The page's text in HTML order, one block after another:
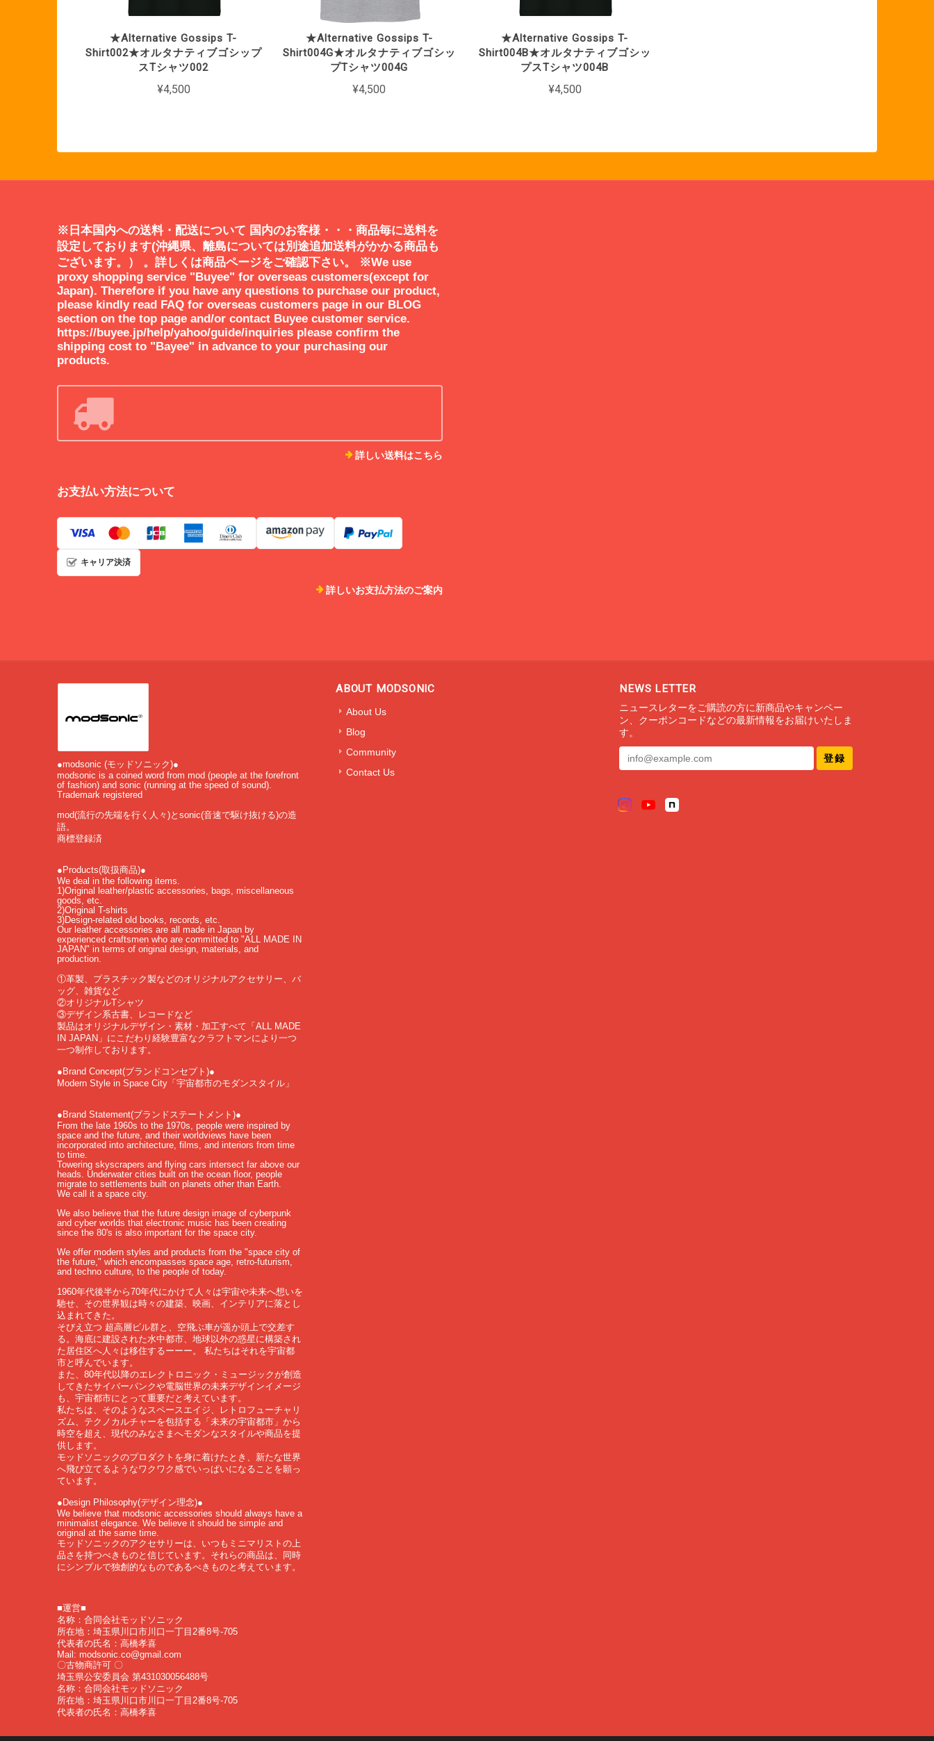
★Alternative Gossips T-
Shirt002★オルタナティブゴシップ
スTシャツ002
¥4,500
★Alternative Gossips T-
Shirt004G★オルタナティブゴシッ
プTシャツ004G
¥4,500
★Alternative Gossips T-
Shirt004B★オルタナティブゴシッ
プスTシャツ004B
¥4,500
※日本国内への送料・配送について 国内のお客様・・・商品毎に送料を
設定しております(沖縄県、離島については別途追加送料がかかる商品も
ございます。） 。詳しくは商品ページをご確認下さい。 ※We use
proxy shopping service "Buyee" for overseas customers(except for
Japan). Therefore if you have any questions to purchase our product,
please kindly read FAQ for overseas customers page in our BLOG
section on the top page and/or contact Buyee customer service.
https://buyee.jp/help/yahoo/guide/inquiries please confirm the
shipping cost to "Bayee" in advance to your purchasing our
products.
詳しい送料はこちら
お支払い方法について
キャリア決済
詳しいお支払方法のご案内
●modsonic (モッドソニック)●
modsonic is a coined word from mod (people at the forefront
of fashion) and sonic (running at the speed of sound).
Trademark registered
mod(流行の先端を行く人々)とsonic(音速で駆け抜ける)の造
語。
商標登録済
●Products(取扱商品)●
We deal in the following items.
1)Original leather/plastic accessories, bags, miscellaneous
goods, etc.
2)Original T-shirts
3)Design-related old books, records, etc.
Our leather accessories are all made in Japan by
experienced craftsmen who are committed to "ALL MADE IN
JAPAN" in terms of original design, materials, and
production.
①革製、プラスチック製などのオリジナルアクセサリー、バ
ッグ、雑貨など
②オリジナルTシャツ
③デザイン系古書、レコードなど
製品はオリジナルデザイン・素材・加工すべて「ALL MADE
IN JAPAN」にこだわり経験豊富なクラフトマンにより一つ
一つ制作しております。
●Brand Concept(ブランドコンセプト)●
Modern Style in Space City「宇宙都市のモダンスタイル」
●Brand Statement(ブランドステートメント)●
From the late 1960s to the 1970s, people were inspired by
space and the future, and their worldviews have been
incorporated into architecture, films, and interiors from time
to time.
Towering skyscrapers and flying cars intersect far above our
heads. Underwater cities built on the ocean floor, people
migrate to settlements built on planets other than Earth.
We call it a space city.
We also believe that the future design image of cyberpunk
and cyber worlds that electronic music has been creating
since the 80's is also important for the space city.
We offer modern styles and products from the "space city of
the future," which encompasses space age, retro-futurism,
and techno culture, to the people of today.
1960年代後半から70年代にかけて人々は宇宙や未来へ想いを
馳せ、その世界観は時々の建築、映画、インテリアに落とし
込まれてきた。
そびえ立つ 超高層ビル群と、空飛ぶ車が遥か頭上で交差す
る。海底に建設された水中都市、地球以外の惑星に構築され
た居住区へ人々は移住するーーー。 私たちはそれを宇宙都
市と呼んでいます。
また、80年代以降のエレクトロニック・ミュージックが創造
してきたサイバーパンクや電脳世界の未来デザインイメージ
も、宇宙都市にとって重要だと考えています。
私たちは、そのようなスペースエイジ、レトロフューチャリ
ズム、テクノカルチャーを包括する「未来の宇宙都市」から
時空を超え、現代のみなさまへモダンなスタイルや商品を提
供します。
モッドソニックのプロダクトを身に着けたとき、新たな世界
へ飛び立てるようなワクワク感でいっぱいになることを願っ
ています。
●Design Philosophy(デザイン理念)●
We believe that modsonic accessories should always have a
minimalist elegance. We believe it should be simple and
original at the same time.
モッドソニックのアクセサリーは、いつもミニマリストの上
品さを持つべきものと信じています。それらの商品は、同時
にシンプルで独創的なものであるべきものと考えています。
■運営■
名称：合同会社モッドソニック
所在地：埼玉県川口市川口一丁目2番8号-705
代表者の氏名：高橋孝喜
Mail: modsonic.co@gmail.com
〇古物商許可 〇
埼玉県公安委員会 第431030056488号
名称：合同会社モッドソニック
所在地：埼玉県川口市川口一丁目2番8号-705
代表者の氏名：高橋孝喜
ABOUT MODSONIC
About Us
Blog
Community
Contact Us
NEWS LETTER
ニュースレターをご購読の方に新商品やキャンペー
ン、クーポンコードなどの最新情報をお届けいたしま
す。
登録